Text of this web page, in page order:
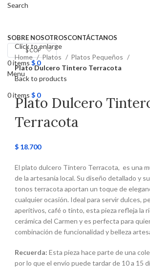
Search
SOBRE NOSOTROSCONTÁCTANOS
$ COP
0items $0
Menu
0items $ 0
Click to enlarge
Home
Platos
Platos Pequeños
Plato Dulcero Tintero Terracota
Back to products
Plato Dulcero
Terracota
$ 18.700
El plato dulcero Tintero Terracota, es una
de la artesanía local. Su diseño detallado y
tonos terracota aportan un toque de
cualquier ocasión. Ideal para servir dulces,
aperitivos, café o tinto, esta pieza refleja la
cerámica del Carmen y es perfecta para
combinación de funcionalidad y belleza
Recuerda: Esta pieza hace parte de una
por lo que el envío puede tardar de 10 a 15
el mundo